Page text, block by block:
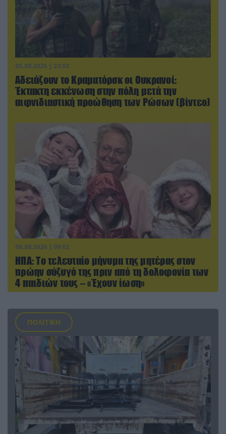
05.08.2026 | 22:02
Αδειάζουν το Κραματόρσκ οι Ουκρανοί:
Έκτακτη εκκένωση στην πόλη μετά την
αιφνιδιαστική προώθηση των Ρώσων (βίντεο)
06.08.2026 | 09:02
ΗΠΑ: Το τελευταίο μήνυμα της μητέρας στον
πρώην σύζυγό της πριν από τη δολοφονία των
4 παιδιών τους – «Έχουν ίωση»
ΠΟΛΙΤΙΚΗ